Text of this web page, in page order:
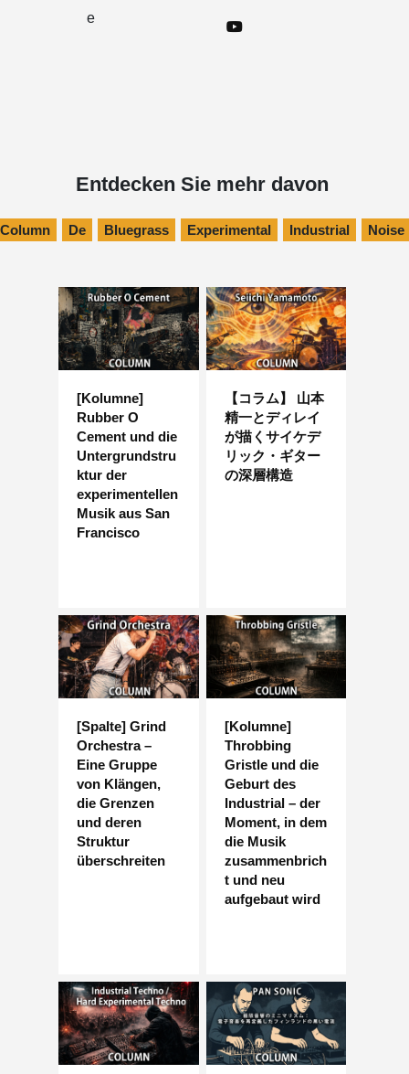
e
Entdecken Sie mehr davon
Column De Bluegrass Experimental Industrial Noise
[Kolumne]
Rubber O
Cement und die
Untergrundstru
ktur der
experimentellen
Musik aus San
Francisco
【コラム】 山本
精一とディレイ
が描くサイケデ
リック・ギター
の深層構造
[Spalte] Grind
Orchestra –
Eine Gruppe
von Klängen,
die Grenzen
und deren
Struktur
überschreiten
[Kolumne]
Throbbing
Gristle und die
Geburt des
Industrial – der
Moment, in dem
die Musik
zusammenbrich
t und neu
aufgebaut wird